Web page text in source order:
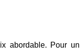
abordable. Pour un